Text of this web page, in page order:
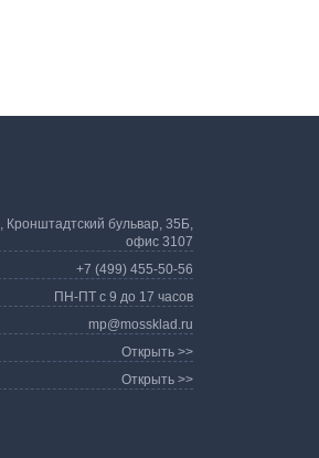
Кронштадтский бульвар, 35Б,
офис 3107
+7 (499) 455-50-56
ПН-ПТ с 9 до 17 часов
mp@mossklad.ru
Открыть >>
Открыть >>